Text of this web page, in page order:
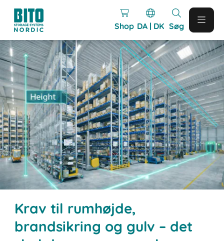
Shop DA | DK Søg
Krav til rumhøjde,
brandsikring og gulv – det